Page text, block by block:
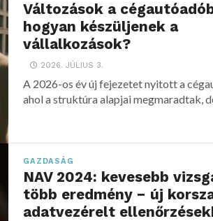
Változások a
hogyan készüljenek a
vállalkozások?
2026. JÚLIUS 3.
A 2026-os év új fejezetet nyitott a
ahol a struktúra alapjai megmaradtak,
GAZDASÁG
NAV 2024: kevesebb
több eredmény − új
adatvezérelt